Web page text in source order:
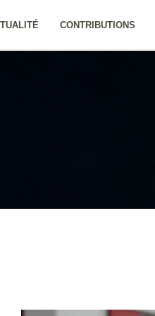
CONTRIBUTIONS